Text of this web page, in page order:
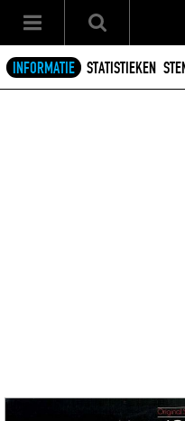
INFORMATIE STATISTIEKEN